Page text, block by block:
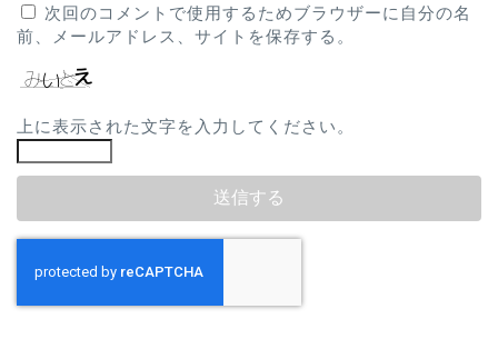
次回のコメントで使用するためブラウザーに自分の名
前、メールアドレス、サイトを保存する。
上に表示された文字を入力してください。